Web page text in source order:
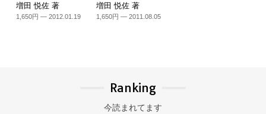
増田 悦佐 著
1,650円 — 2012.01.19
増田 悦佐 著
1,650円 — 2011.08.05
Ranking
今読まれてます